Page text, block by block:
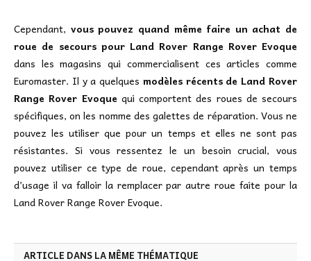
Cependant, vous pouvez quand même faire un achat de
roue de secours pour Land Rover Range Rover Evoque
dans les magasins qui commercialisent ces articles comme
Euromaster. Il y a quelques modèles récents de Land Rover
Range Rover Evoque qui comportent des roues de secours
spécifiques, on les nomme des galettes de réparation. Vous ne
pouvez les utiliser que pour un temps et elles ne sont pas
résistantes. Si vous ressentez le un besoin crucial, vous
pouvez utiliser ce type de roue, cependant après un temps
d’usage il va falloir la remplacer par autre roue faite pour la
Land Rover Range Rover Evoque.
ARTICLE DANS LA MÊME THÉMATIQUE